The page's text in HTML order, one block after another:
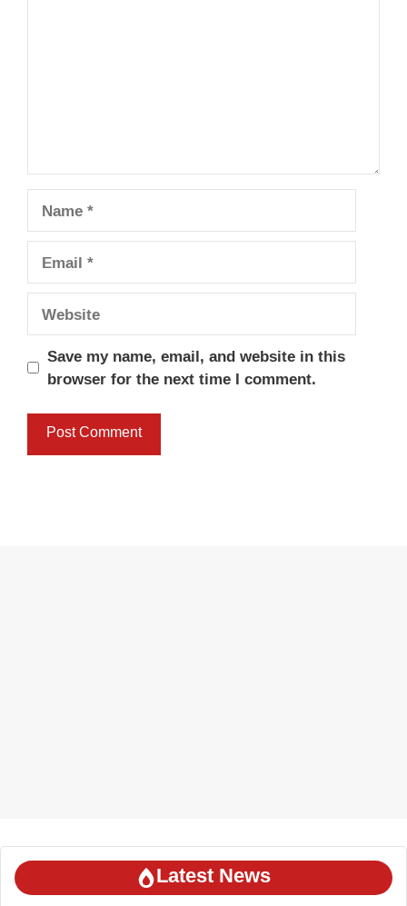
Name
Email
Website
Save my name, email, and website in this
browser for the next time I comment.
Latest News